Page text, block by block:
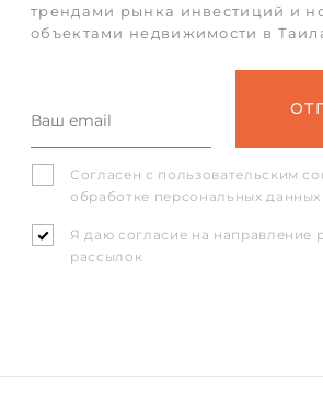
трендами рынка инвестиций и
объектами недвижимости в
Согласен с пользовательским
обработке персональных данных
Я даю согласие на направление
рассылок